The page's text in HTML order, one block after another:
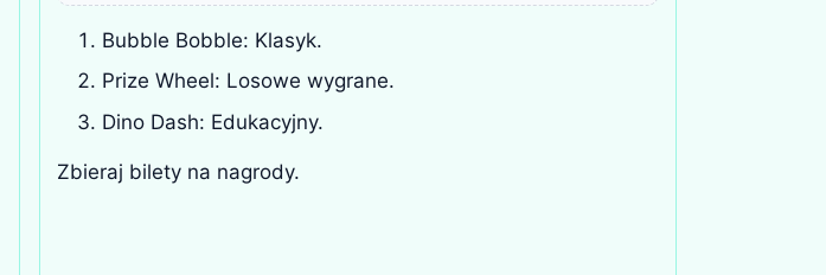
Bubble Bobble: Klasyk.
Prize Wheel: Losowe wygrane.
Dino Dash: Edukacyjny.
Zbieraj bilety na nagrody.